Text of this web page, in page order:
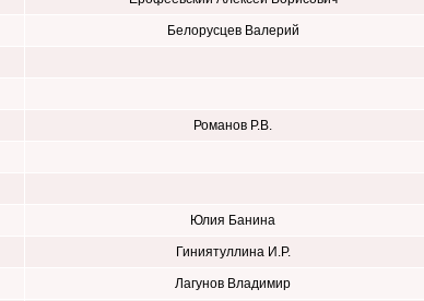
Белорусцев Валерий
Романов Р.В.
Юлия Банина
Гиниятуллина И.Р.
Лагунов Владимир